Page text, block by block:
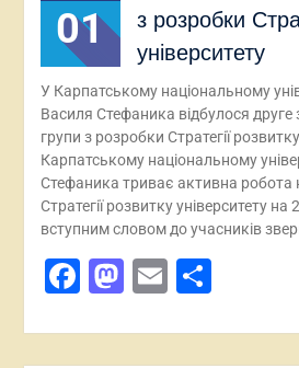
01
з розробки
університету
У Карпатському національному
Василя Стефаника відбулося друге
групи з розробки Стратегії
Карпатському національному
Стефаника триває активна
Стратегії розвитку університету
вступним словом до учасників
Facebook
Mastodon
Email